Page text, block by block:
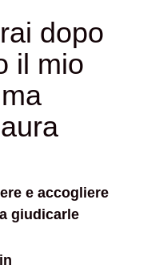
dopo
il mio
e accogliere
giudicarle